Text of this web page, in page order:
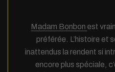
Madam Bonbon est
préférée. L’histoire et
inattendus la rendent si
encore plus spéciale,